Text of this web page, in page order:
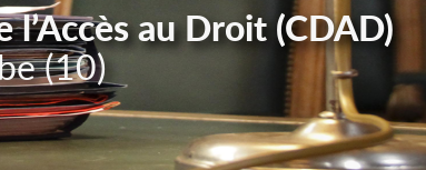
au Droit (CDAD)
(10)